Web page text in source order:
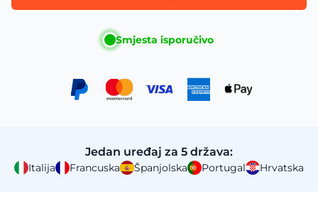
Smjesta isporučivo
Jedan uređaj za 5 država:
Italija Francuska Španjolska Portugal Hrvatska